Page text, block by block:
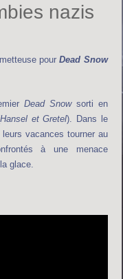
nazis
pourDead Snow
Dead Snowsorti en
Hansel et Gretel). Dans le
vacances tourner au
à une menace
glace.